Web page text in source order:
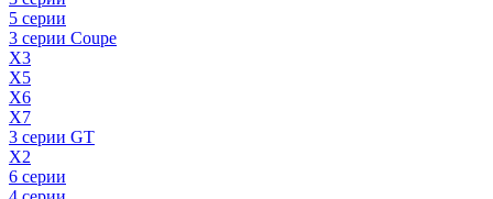
5 серии
3 серии Coupe
X3
X5
X6
X7
3 серии GT
X2
6 серии